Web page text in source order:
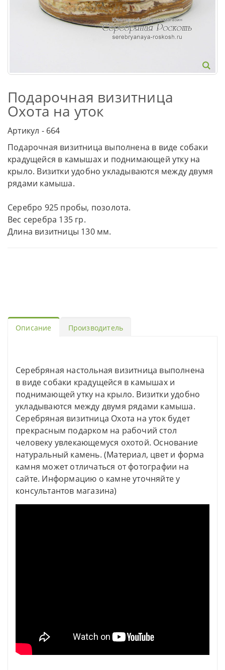
Подарочная визитница
Охота на уток
Артикул - 664
Подарочная визитница выполнена в виде собаки
крадущейся в камышах и поднимающей утку на
крыло. Визитки удобно укладываются между двумя
рядами камыша.
Серебро 925 пробы, позолота.
Вес серебра 135 гр.
Длина визитницы 130 мм.
Описание Производитель
Серебряная настольная визитница выполнена
в виде собаки крадущейся в камышах и
поднимающей утку на крыло. Визитки удобно
укладываются между двумя рядами камыша.
Серебряная визитница Охота на уток будет
прекрасным подарком на рабочий стол
человеку увлекающемуся охотой. Основание
натуральный камень. (Материал, цвет и форма
камня может отличаться от фотографии на
сайте. Информацию о камне уточняйте у
консультантов магазина)